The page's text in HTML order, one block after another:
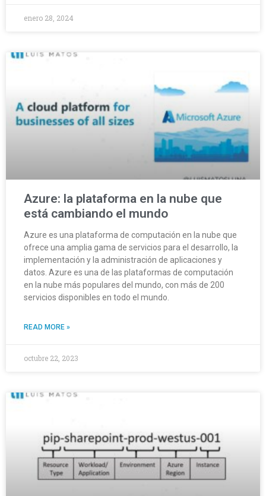
enero 28, 2024
Azure: la plataforma en la nube que
está cambiando el mundo
Azure es una plataforma de computación en la nube que
ofrece una amplia gama de servicios para el desarrollo, la
implementación y la administración de aplicaciones y
datos. Azure es una de las plataformas de computación
en la nube más populares del mundo, con más de 200
servicios disponibles en todo el mundo.
READ MORE »
octubre 22, 2023